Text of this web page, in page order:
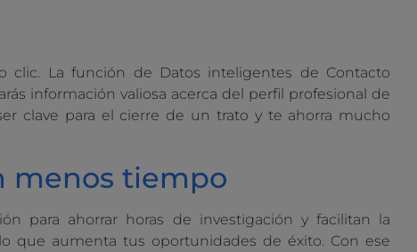
clic. La función de Datos inteligentes de Contacto
información valiosa acerca del perfil profesional de
clave para el cierre de un trato y te ahorra mucho
menos tiempo
para ahorrar horas de investigación y facilitan la
que aumenta tus oportunidades de éxito. Con ese